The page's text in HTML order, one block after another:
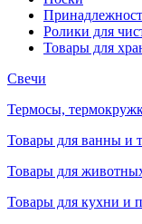
Ролики для
Товары для
Свечи
Термосы,
Товары для ванны и
Товары для
Товары для кухни и